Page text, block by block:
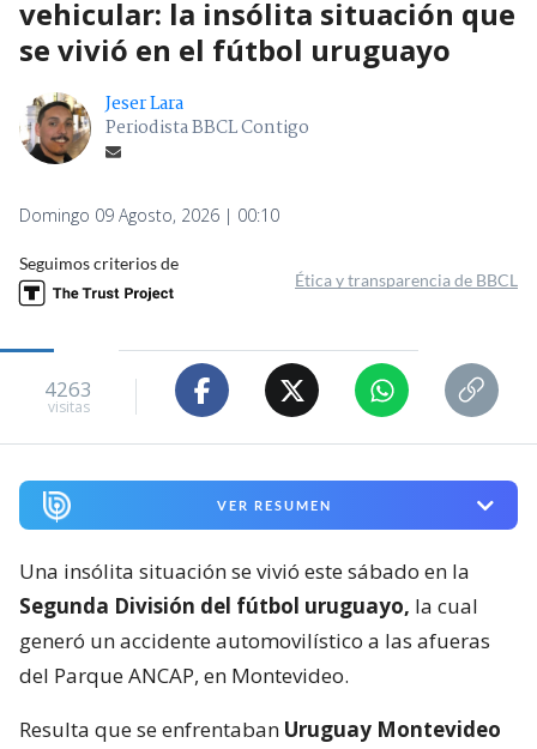
vehicular: la insólita situación que
se vivió en el fútbol uruguayo
Jeser Lara
Periodista BBCL Contigo
Domingo 09 Agosto, 2026 | 00:10
Seguimos criterios de
Ética y transparencia de BBCL
4263
visitas
VER RESUMEN
Una insólita situación se vivió este sábado en la
Segunda División del fútbol uruguayo, la cual
generó un accidente automovilístico a las afueras
del Parque ANCAP, en Montevideo.
Resulta que se enfrentaban Uruguay Montevideo